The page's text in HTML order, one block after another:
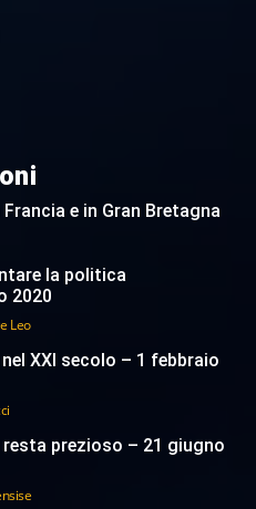
e in Gran Bretagna
la politica
2020
Leo
XXI secolo – 1 febbraio
resta prezioso – 21 giugno